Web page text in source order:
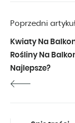
Poprzedni
Kwiaty Na
Rośliny Na
Najlepsze?